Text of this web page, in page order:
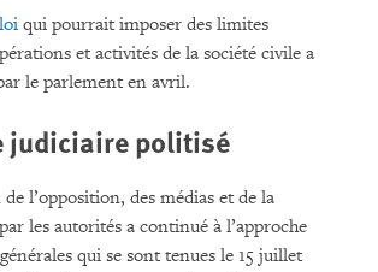
qui pourrait imposer des limites
et activités de la société civile a
le parlement en avril.
judiciaire politisé
l’opposition, des médias et de la
les autorités a continué à l’approche
qui se sont tenues le 15 juillet